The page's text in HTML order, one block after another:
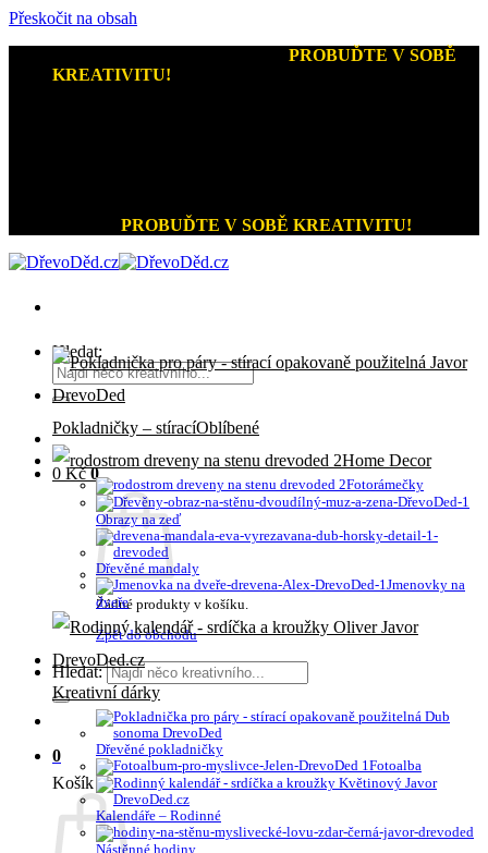
Přeskočit na obsah
PROBUĎTE V SOBĚ
KREATIVITU!
PROBUĎTE V SOBĚ KREATIVITU!
Hledat:
0 Kč 0
Žádné produkty v košíku.
Zpět do obchodu
Hledat:
0
Košík
Pokladničky – stírací
Home Decor
Fotorámečky
Obrazy na zeď
Dřevěné mandaly
Jmenovky na
dveře
Kreativní dárky
Dřevěné pokladničky
Fotoalba
Kalendáře – Rodinné
Nástěnné hodiny